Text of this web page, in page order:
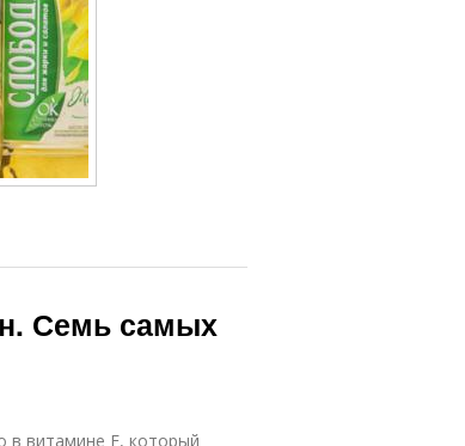
Семь самых
в витамине F, который